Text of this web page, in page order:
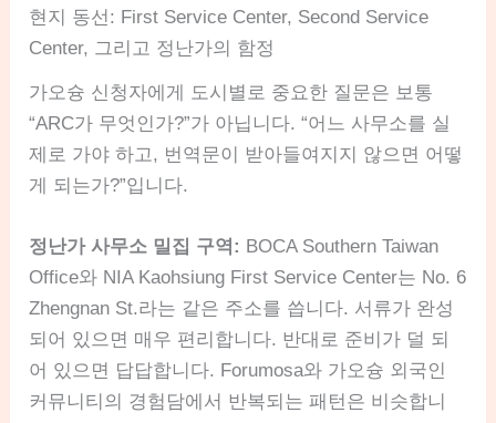
현지 동선: First Service Center, Second Service
Center, 그리고 정난가의 함정
가오슝 신청자에게 도시별로 중요한 질문은 보통
“ARC가 무엇인가?”가 아닙니다. “어느 사무소를 실
제로 가야 하고, 번역문이 받아들여지지 않으면 어떻
게 되는가?”입니다.
정난가 사무소 밀집 구역: BOCA Southern Taiwan
Office와 NIA Kaohsiung First Service Center는 No. 6
Zhengnan St.라는 같은 주소를 씁니다. 서류가 완성
되어 있으면 매우 편리합니다. 반대로 준비가 덜 되
어 있으면 답답합니다. Forumosa와 가오슝 외국인
커뮤니티의 경험담에서 반복되는 패턴은 비슷합니